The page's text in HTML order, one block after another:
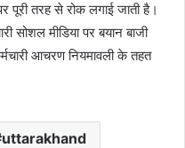
पूरी तरह से रोक लगाई जाती है।
सोशल मीडिया पर बयान बाजी
आचरण नियमावली के तहत
uttarakhand